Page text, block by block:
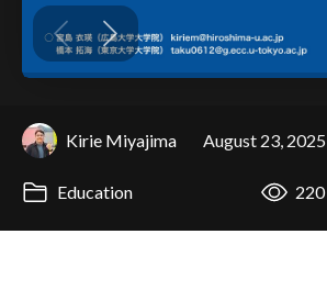
Kirie Miyajima August 23, 2025
Education 220